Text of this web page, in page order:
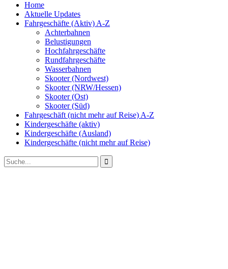
Home
Aktuelle Updates
Fahrgeschäfte (Aktiv) A-Z
Achterbahnen
Belustigungen
Hochfahrgeschäfte
Rundfahrgeschäfte
Wasserbahnen
Skooter (Nordwest)
Skooter (NRW/Hessen)
Skooter (Ost)
Skooter (Süd)
Fahrgeschäft (nicht mehr auf Reise) A-Z
Kindergeschäfte (aktiv)
Kindergeschäfte (Ausland)
Kindergeschäfte (nicht mehr auf Reise)